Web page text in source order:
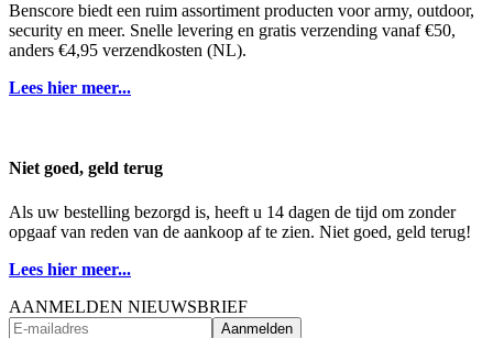
Benscore biedt een ruim assortiment producten voor army, outdoor,
security en meer. Snelle levering en gratis verzending vanaf €50,
anders €4,95 verzendkosten (NL).
Lees hier meer...
Niet goed, geld terug
Als uw bestelling bezorgd is, heeft u 14 dagen de tijd om zonder
opgaaf van reden van de aankoop af te zien. Niet goed, geld terug!
Lees hier meer...
AANMELDEN NIEUWSBRIEF
Aanmelden